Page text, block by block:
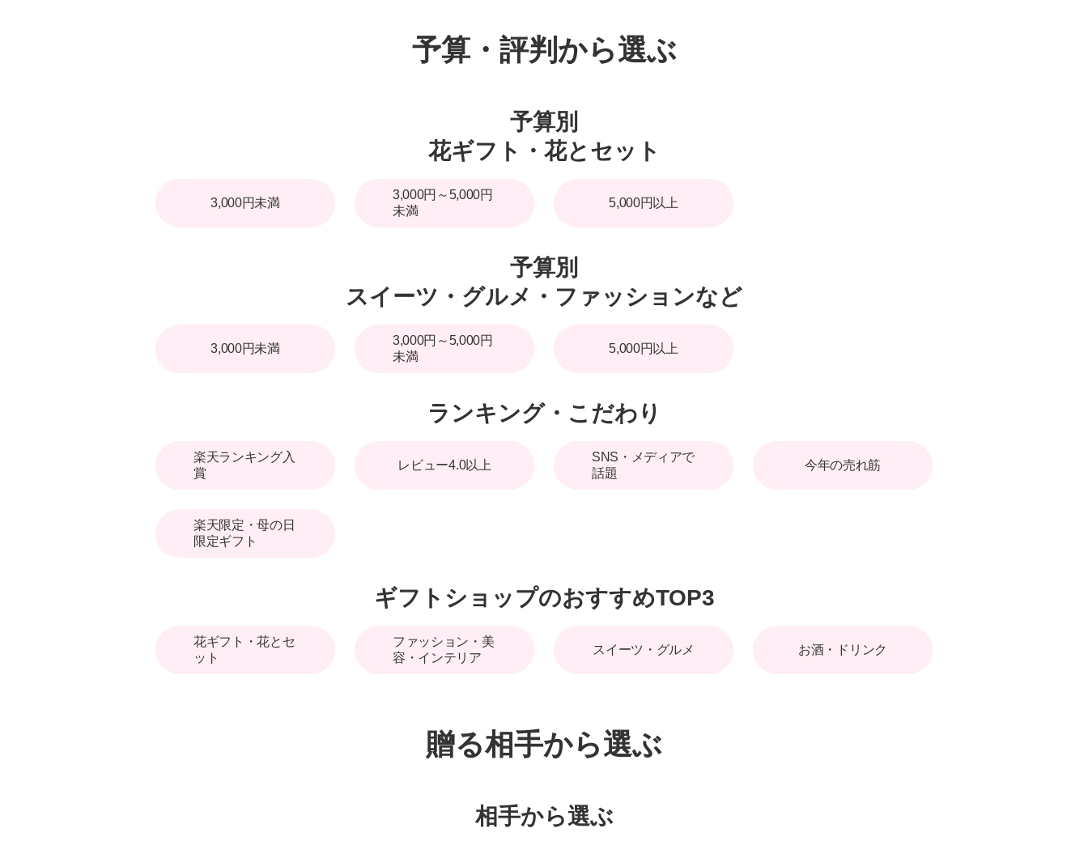
予算・評判から選ぶ
予算別
花ギフト・花とセット
3,000円未満
3,000円～5,000円
未満
5,000円以上
予算別
スイーツ・グルメ・ファッションなど
3,000円未満
3,000円～5,000円
未満
5,000円以上
ランキング・こだわり
楽天ランキング入
賞
レビュー4.0以上
SNS・メディアで
話題
今年の売れ筋
楽天限定・母の日
限定ギフト
ギフトショップのおすすめTOP3
花ギフト・花とセ
ット
ファッション・美
容・インテリア
スイーツ・グルメ お酒・ドリンク
贈る相手から選ぶ
相手から選ぶ